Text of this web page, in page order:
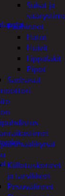
Sukat ja
Päähineet
Hatut
Huivit
Lippalakit
Pipot
Sadeasut
Kiillotuskoneet
ja tarvikkeet
Pesuvälineet